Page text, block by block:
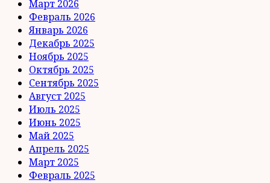
Март 2026
Февраль 2026
Январь 2026
Декабрь 2025
Ноябрь 2025
Октябрь 2025
Сентябрь 2025
Август 2025
Июль 2025
Июнь 2025
Май 2025
Апрель 2025
Март 2025
Февраль 2025